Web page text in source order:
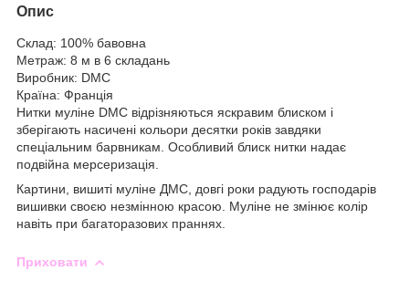
Опис
Склад: 100% бавовна
Метраж: 8 м в 6 складань
Виробник: DMC
Країна: Франція
Нитки муліне DMC відрізняються яскравим блиском і
зберігають насичені кольори десятки років завдяки
спеціальним барвникам. Особливий блиск нитки надає
подвійна мерсеризація.
Картини, вишиті муліне ДМС, довгі роки радують господарів
вишивки своєю незмінною красою. Муліне не змінює колір
навіть при багаторазових праннях.
Приховати